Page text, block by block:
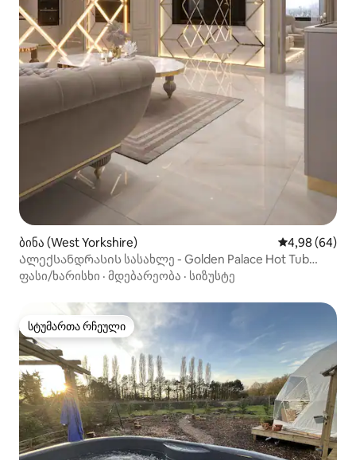
ბინა (West Yorkshire) საშუალო
4,98 (64)
Ალექსანდრასის სასახლე - Golden Palace Hot Tub
Suite
ფასი/ხარისხი · მდებარეობა · სიზუსტე
სტუმართა რჩეული
სტუმართა რჩეული